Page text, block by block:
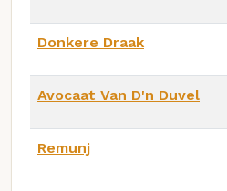
Donkere Draak
Avocaat Van D'n Duvel
Remunj